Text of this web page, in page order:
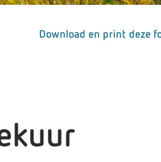
Download en print deze